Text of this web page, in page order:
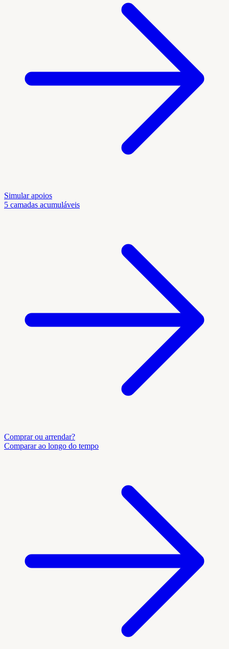
Simular apoios
5 camadas acumuláveis
Comprar ou arrendar?
Comparar ao longo do tempo